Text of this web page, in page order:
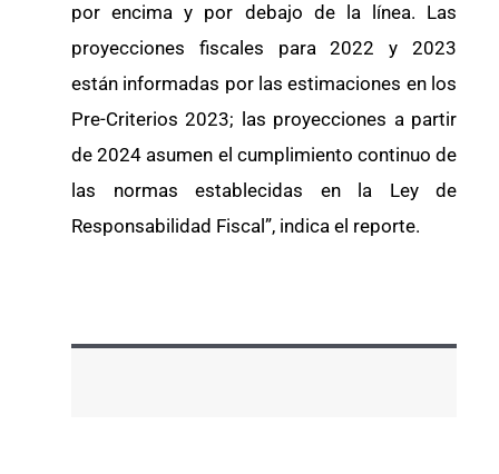
por encima y por debajo de la línea. Las
proyecciones fiscales para 2022 y 2023
están informadas por las estimaciones en los
Pre-Criterios 2023; las proyecciones a partir
de 2024 asumen el cumplimiento continuo de
las normas establecidas en la Ley de
Responsabilidad Fiscal”, indica el reporte.